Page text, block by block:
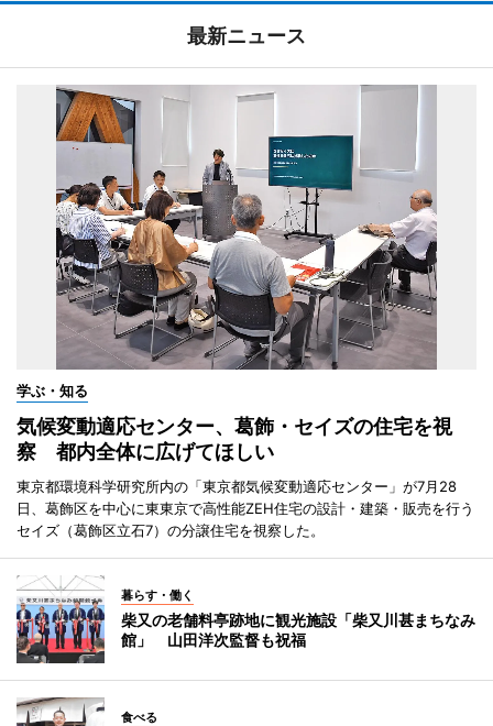
最新ニュース
学ぶ・知る
気候変動適応センター、葛飾・セイズの住宅を視
察 都内全体に広げてほしい
東京都環境科学研究所内の「東京都気候変動適応センター」が7月28
日、葛飾区を中心に東東京で高性能ZEH住宅の設計・建築・販売を行う
セイズ（葛飾区立石7）の分譲住宅を視察した。
暮らす・働く
柴又の老舗料亭跡地に観光施設「柴又川甚まちなみ
館」 山田洋次監督も祝福
食べる